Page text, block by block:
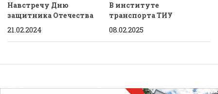
Навстречу Дню
защитника Отечества
21.02.2024
В институте
транспорта ТИУ
08.02.2025